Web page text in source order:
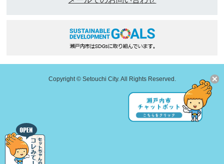
Copyright © Setouchi City. All Rights Reserved.